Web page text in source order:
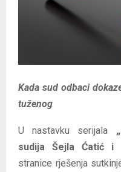
Kada sud odbaci
tuženog
U nastavku serijala
sudija Šejla Ćatić i
stranice rješenja